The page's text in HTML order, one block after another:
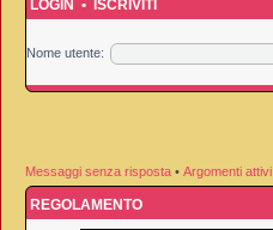
LOGIN • ISCRIVITI
Nome utente:
Messaggi senza risposta • Argomenti attivi
REGOLAMENTO